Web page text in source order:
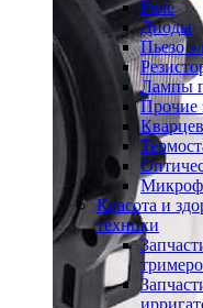
Реле
Диоды
Пьезо
Лампы
Прочие
Красота и
техники